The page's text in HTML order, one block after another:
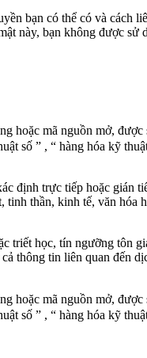
bạn có thể có và cách
này, bạn không được sử
hoặc mã nguồn mở,
số ” , “ hàng hóa kỹ
định trực tiếp hoặc gián
thần, kinh tế, văn hóa
học, tín ngưỡng tôn
thông tin liên quan đến
hoặc mã nguồn mở,
số ” , “ hàng hóa kỹ